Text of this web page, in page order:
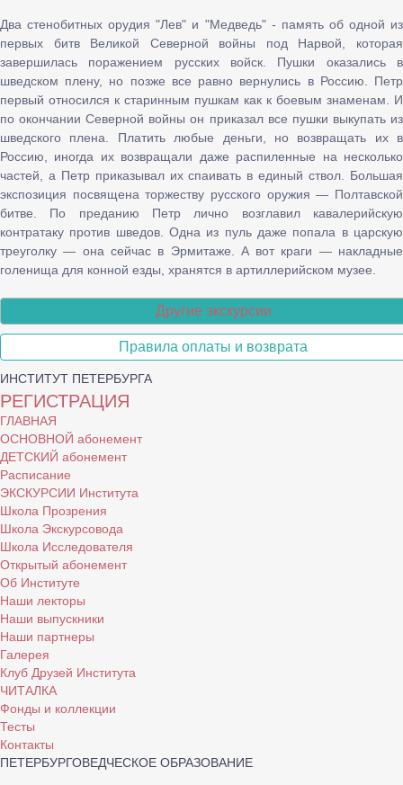
Два стенобитных орудия "Лев" и "Медведь" - память об одной из
первых битв Великой Северной войны под Нарвой, которая
завершилась поражением русских войск. Пушки оказались в
шведском плену, но позже все равно вернулись в Россию. Петр
первый относился к старинным пушкам как к боевым знаменам. И
по окончании Северной войны он приказал все пушки выкупать из
шведского плена. Платить любые деньги, но возвращать их в
Россию, иногда их возвращали даже распиленные на несколько
частей, а Петр приказывал их спаивать в единый ствол. Большая
экспозиция посвящена торжеству русского оружия — Полтавской
битве. По преданию Петр лично возглавил кавалерийскую
контратаку против шведов. Одна из пуль даже попала в царскую
треуголку — она сейчас в Эрмитаже. А вот краги — накладные
голенища для конной езды, хранятся в артиллерийском музее.
Другие экскурсии
Правила оплаты и возврата
ИНСТИТУТ ПЕТЕРБУРГА
РЕГИСТРАЦИЯ
ГЛАВНАЯ
ОСНОВНОЙ абонемент
ДЕТСКИЙ абонемент
Расписание
ЭКСКУРСИИ Института
Школа Прозрения
Школа Экскурсовода
Школа Исследователя
Открытый абонемент
Об Институте
Наши лекторы
Наши выпускники
Наши партнеры
Галерея
Клуб Друзей Института
ЧИТАЛКА
Фонды и коллекции
Тесты
Контакты
ПЕТЕРБУРГОВЕДЧЕСКОЕ ОБРАЗОВАНИЕ